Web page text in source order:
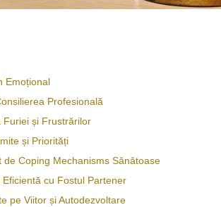
Emoțional
Profesională
Furiei și Frustrărilor
și Priorități
de Coping Mechanisms Sănătoase
cu Fostul Partener
pe Viitor și Autodezvoltare